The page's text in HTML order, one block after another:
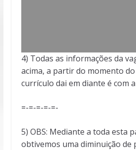
4) Todas as informações da
acima, a partir do momento
currículo dai em diante é com
=-=-=-=-=-
5) OBS: Mediante a toda esta
obtivemos uma diminuição de